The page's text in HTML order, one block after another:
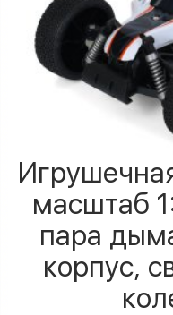
масштаб
пара
корпус,